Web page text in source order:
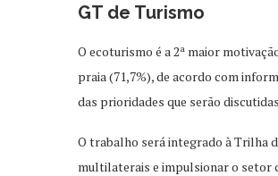
GT de Turismo
O ecoturismo é a 2ª maior
praia (71,7%), de acordo com
das prioridades que serão
O trabalho será integrado à Trilha
multilaterais e impulsionar o setor